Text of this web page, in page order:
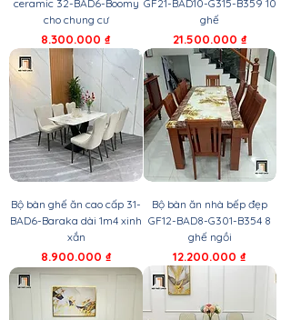
ceramic 32-BAD6-Boomy
cho chung cư
Giá
8.300.000 ₫
GF21-BAD10-G315-B359 10
ghế
Giá
21.500.000 ₫
Bộ bàn ghế ăn cao cấp 31-
BAD6-Baraka dài 1m4 xinh
xắn
Giá
8.900.000 ₫
Bộ bàn ăn nhà bếp đẹp
GF12-BAD8-G301-B354 8
ghế ngồi
Giá
12.200.000 ₫